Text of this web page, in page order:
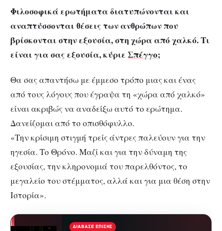
Φιλοσοφικά ερωτήματα διατυπώνονται και
αναπτύσσονται θέσεις των ανθρώπων που
βρίσκονται στην εξουσία, στη χώρα από χαλκό. Τι
είναι για σας εξουσία, κύριε Σπέγγο;
Θα σας απαντήσω με έμμεσο τρόπο μιας και ένας
από τους λόγους που έγραψα τη «χώρα από χαλκό»
είναι ακριβώς να αναδείξω αυτό το ερώτημα.
Δανείζομαι από το οπισθόφυλλο.
«Την κρίσιμη στιγμή τρείς άντρες παλεύουν για την
ηγεσία. Το Θρόνο. Μαζί και για την δύναμη της
εξουσίας, την κληρονομιά του παρελθόντος, το
μεγαλείο του στέμματος, αλλά και για μια θέση στην
Ιστορία».
ΔΙΆΒΑΣΕ ΕΠΊΣΗΣ